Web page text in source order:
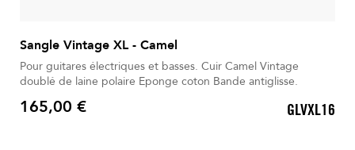
Sangle Vintage XL - Camel
Pour guitares électriques et basses. Cuir Camel Vintage
doublé de laine polaire Eponge coton Bande antiglisse.
Prix
165,00 € GLVXL16